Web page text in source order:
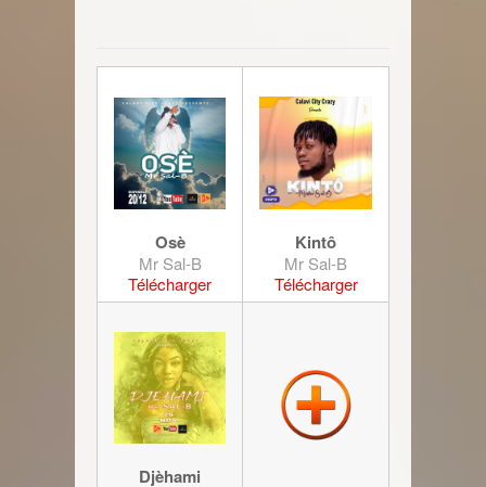
Osè
Mr Sal-B
Télécharger
Kintô
Mr Sal-B
Télécharger
Djèhami